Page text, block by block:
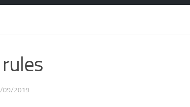
09/2019